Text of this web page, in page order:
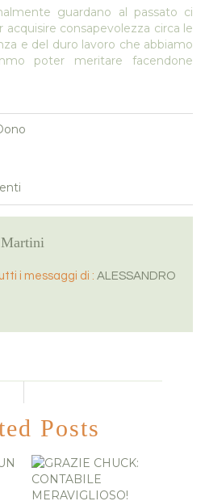
guardano al passato ci
acquisire consapevolezza circa le
e del duro lavoro che abbiamo
poter meritare facendone
Martini
i messaggi di : ALESSANDRO
Posts